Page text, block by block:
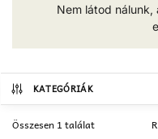
Nem látod nálunk,
KATEGÓRIÁK
Összesen 1 találat